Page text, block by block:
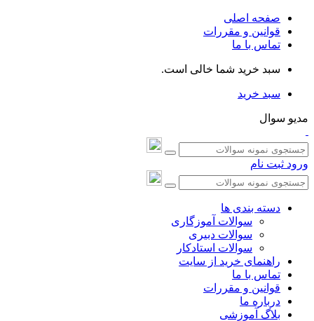
صفحه اصلی
قوانین و مقررات
تماس با ما
سبد خرید شما خالی است.
سبد خرید
مدیو سوال
ورود ثبت نام
دسته بندی ها
سوالات آموزگاری
سوالات دبیری
سوالات استادکار
راهنمای خرید از سایت
تماس با ما
قوانین و مقررات
درباره ما
بلاگ آموزشی